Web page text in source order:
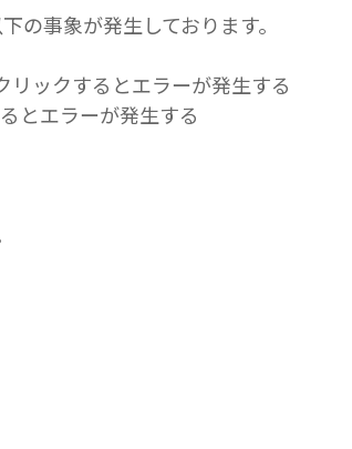
事象が発生しております。
リックするとエラーが発生する
とエラーが発生する